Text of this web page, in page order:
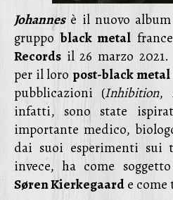
Johannesè il nuovo
gruppoblack metal
Records il 26 marzo
per il loro post-black metal
pubblicazioni (Inhibition,
infatti, sono state
importante medico,
dai suoi esperimenti sui
invece, ha come
Søren Kierkegaarde come